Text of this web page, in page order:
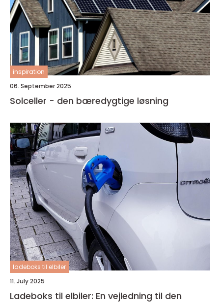
inspiration
06. September 2025
Solceller - den bæredygtige løsning
ladeboks til elbiler
11. July 2025
Ladeboks til elbiler: En vejledning til den